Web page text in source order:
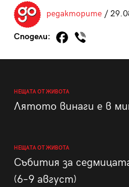
редакторите/
Сподели:
НЕЩАТА ОТ ЖИВОТА
Лятото винаги е в
НЕЩАТА ОТ ЖИВОТА
Събития за
(6–9 август)